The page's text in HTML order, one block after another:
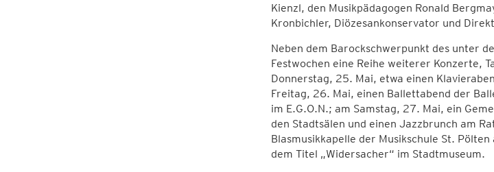
Kienzl, den Musikpädagogen Ronald
Kronbichler, Diözesankonservator und
Neben dem Barockschwerpunkt des unter
Festwochen eine Reihe weiterer Konzerte,
Donnerstag, 25. Mai, etwa einen
Freitag, 26. Mai, einen Ballettabend der
im E.G.O.N.; am Samstag, 27. Mai, ein
den Stadtsälen und einen Jazzbrunch am
Blasmusikkapelle der Musikschule St.
dem Titel „Widersacher“ im Stadtmuseum.